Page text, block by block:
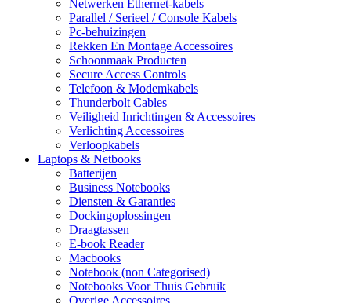
Netwerken Ethernet-kabels
Parallel / Serieel / Console Kabels
Pc-behuizingen
Rekken En Montage Accessoires
Schoonmaak Producten
Secure Access Controls
Telefoon & Modemkabels
Thunderbolt Cables
Veiligheid Inrichtingen & Accessoires
Verlichting Accessoires
Verloopkabels
Laptops & Netbooks
Batterijen
Business Notebooks
Diensten & Garanties
Dockingoplossingen
Draagtassen
E-book Reader
Macbooks
Notebook (non Categorised)
Notebooks Voor Thuis Gebruik